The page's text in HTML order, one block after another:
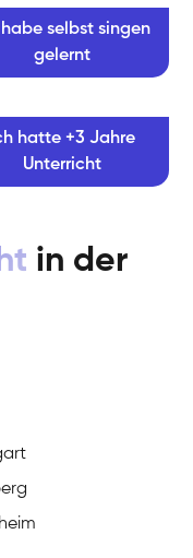
habe selbst singen
gelernt
hatte +3 Jahre
Unterricht
in der